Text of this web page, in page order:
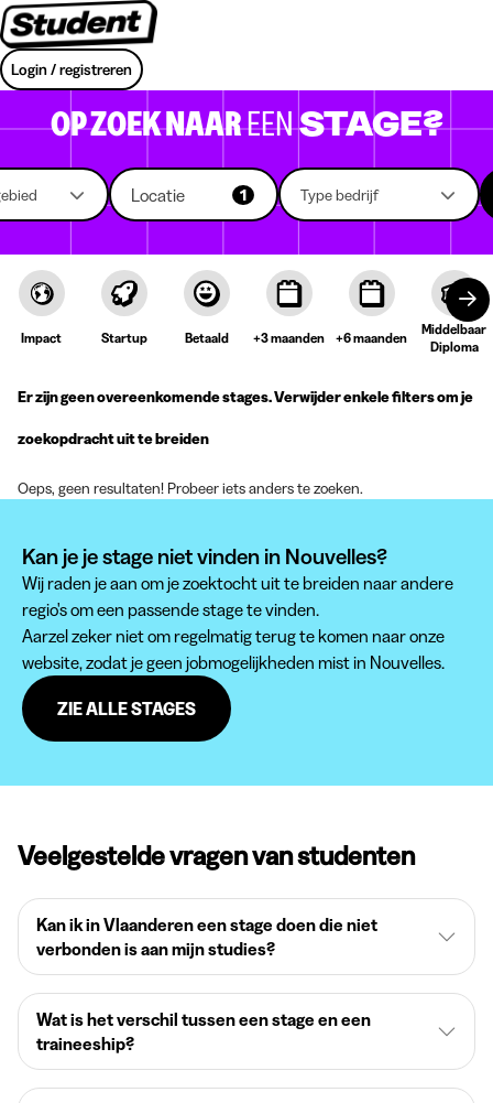
Login / registreren
OP ZOEK NAAREENSTAGE?
Locatie 1 Type bedrijf
Impact Startup Betaald +3 maanden +6 maanden
Middelbaar
Diploma
Er zijn geen overeenkomende stages. Verwijder enkele filters om je
zoekopdracht uit te breiden
Oeps, geen resultaten! Probeer iets anders te zoeken.
Kan je je stage niet vinden in Nouvelles?
Wij raden je aan om je zoektocht uit te breiden naar andere
regio's om een passende stage te vinden.
Aarzel zeker niet om regelmatig terug te komen naar onze
website, zodat je geen jobmogelijkheden mist in Nouvelles.
ZIE ALLE STAGES
Veelgestelde vragen van studenten
Kan ik in Vlaanderen een stage doen die niet
verbonden is aan mijn studies?
Wat is het verschil tussen een stage en een
traineeship?